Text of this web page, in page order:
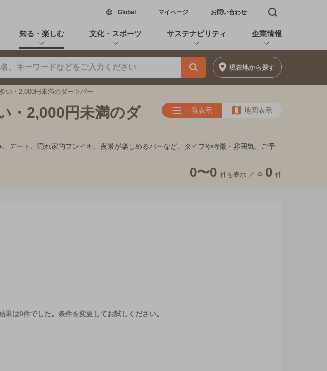
Global新しいウィンドウで開く
マイページ お問い合わせ 検索窓を開く
知る・楽しむ 文化・スポーツ サステナビリティ 企業情報
現在地から探す
い・2,000円未満のダーツバー
・2,000円未満のダ
一覧表示 地図表示
デート、隠れ家的フンイキ、夜景が楽しめるバーなど、タイプや特徴・雰囲気、ご予
0〜0 件を表示 ／ 全 0 件
果は0件でした。 条件を変更してお試しください。